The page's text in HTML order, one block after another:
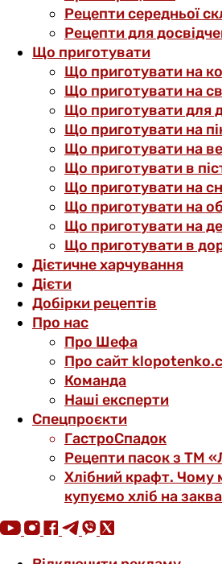
Рецепти середньої
Рецепти для
Що приготувати
Що приготувати на
Що приготувати на
Що приготувати для
Що приготувати на
Що приготувати на
Що приготувати в
Що приготувати на
Що приготувати на
Що приготувати на
Що приготувати в
Дієтичне харчування
Дієти
Добірки рецептів
Про нас
Про Шефа
Про сайт
Команда
Наші експерти
Спецпроєкти
ГастроСпадок
Рецепти пасок з ТМ
Хлібний крафт. Чому
купуємо хліб на